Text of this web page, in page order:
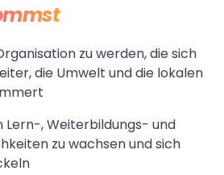
zu werden, die sich
die Umwelt und die lokalen
Lern-, Weiterbildungs- und
zu wachsen und sich